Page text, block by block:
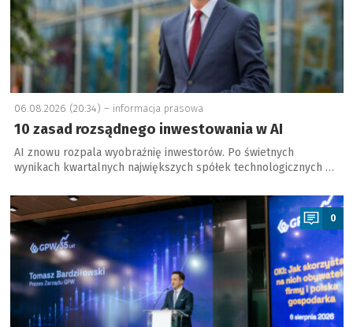
06.08.2026 (20:34) – informacja prasowa
10 zasad rozsądnego inwestowania w AI
AI znowu rozpala wyobraźnię inwestorów. Po świetnych
wynikach kwartalnych największych spółek technologicznych …
a
0